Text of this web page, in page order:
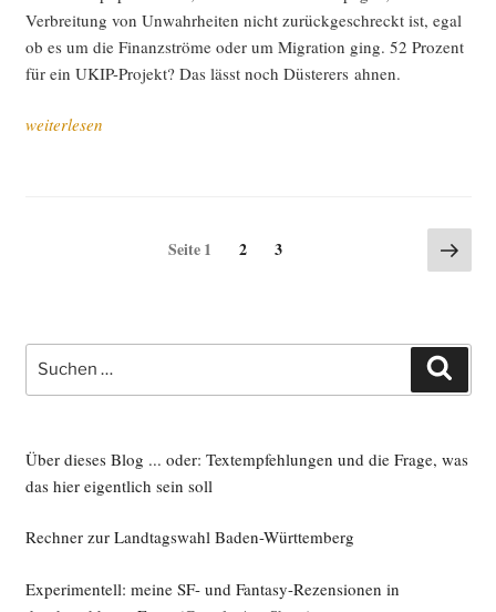
Ver­brei­tung von Unwahr­hei­ten nicht zurück­ge­schreckt ist, egal
ob es um die Finanz­strö­me oder um Migra­ti­on ging. 52 Pro­zent
für ein UKIP-Pro­jekt? Das lässt noch Düs­te­rers ahnen.
„Die
weiterlesen
Seitennummerierung
Seite1 Seite
2 Seite
3
Seite
Suche
nach:
Über dieses Blog ... oder: Textempfehlungen und die Frage, was
das hier eigentlich sein soll
Rechner zur Landtagswahl Baden-Württemberg
Experimentell: meine SF- und Fantasy-Rezensionen in